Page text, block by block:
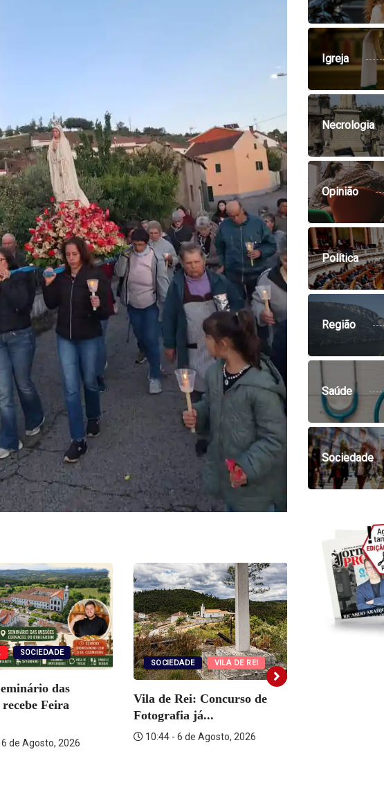
SOCIEDADE
das
recebe Feira
6 de Agosto, 2026
SOCIEDADE VILA DE REI
Vila de Rei: Concurso de
Fotografia já...
10:44 - 6 de Agosto, 2026
Igreja
Necrologia
Opinião
Política
Região
Saúde
Sociedade